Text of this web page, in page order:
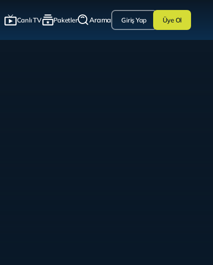
Canlı TV Paketler Arama Giriş Yap Üye Ol